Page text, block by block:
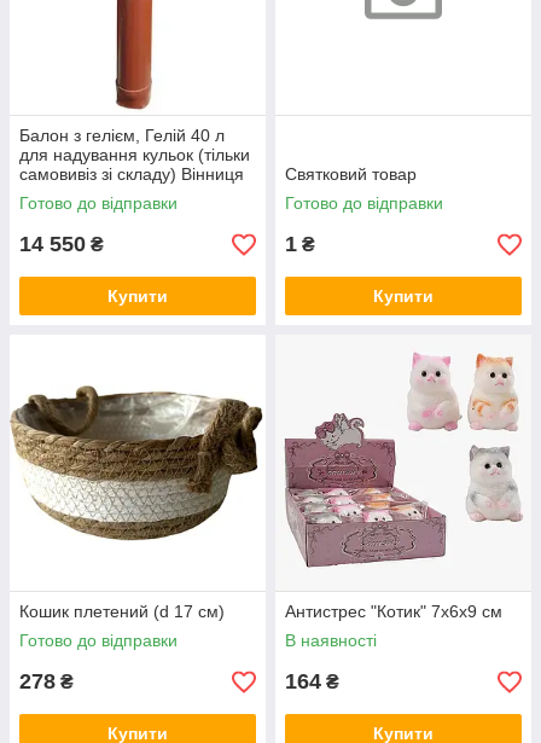
Балон з гелієм, Гелій 40 л
для надування кульок (тільки
самовивіз зі складу) Вінниця
Готово до відправки
14 550 ₴
Купити
Святковий товар
Готово до відправки
1 ₴
Купити
Кошик плетений (d 17 см)
Готово до відправки
278 ₴
Купити
Антистрес "Котик" 7х6х9 см
В наявності
164 ₴
Купити